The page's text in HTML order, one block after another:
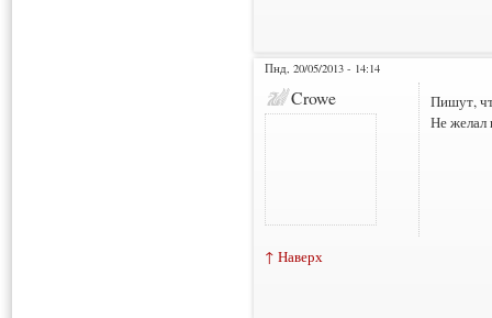
Пнд, 20/05/2013 - 14:14
Crowe
Пишут,
Не желал
↑ Наверх